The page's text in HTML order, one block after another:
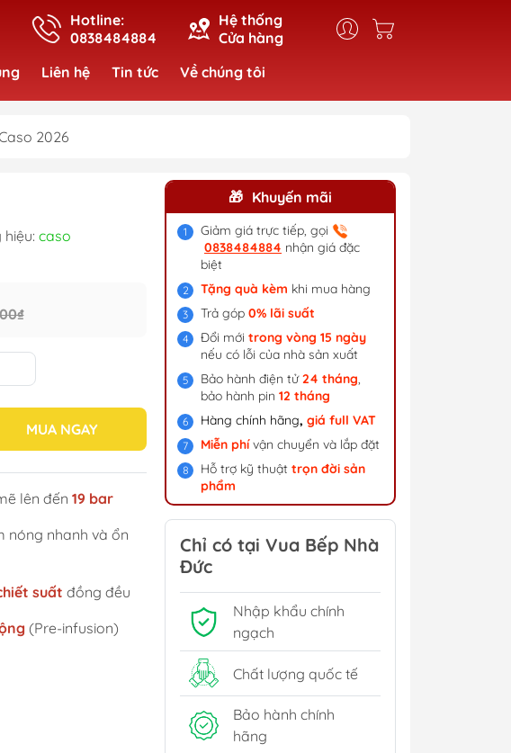
Hotline:
0838484884
Hệ thống
Cửa hàng
Liên hệ Tin tức Về chúng tôi
2026
caso
MUA NGAY
lên đến 19 bar
nóng nhanh và ổn
suất đồng đều
(Pre-infusion)
Khuyến mãi
Giảm giá trực tiếp, gọi
0838484884 nhận giá đặc
biệt
Tặng quà kèm khi mua hàng
Trả góp 0% lãi suất
Đổi mới trong vòng 15 ngày
nếu có lỗi của nhà sản xuất
Bảo hành điện tử24 tháng,
bảo hành pin 12 tháng
Hàng chính hãng, giá full VAT
Miễn phívận chuyển và lắp đặt
Hỗ trợ kỹ thuật trọn đời sản
phẩm
Chỉ có tại Vua Bếp Nhà
Đức
Nhập khẩu chính
ngạch
Chất lượng quốc tế
Bảo hành chính
hãng